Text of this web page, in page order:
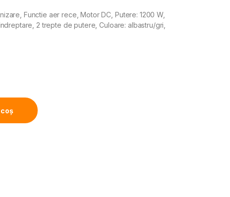
Functie aer rece, Motor DC, Putere: 1200 W,
2 trepte de putere, Culoare: albastru/gri,
BL2, Putere 1200W, Motor DC, 2 trepte de putere, Ionizare,